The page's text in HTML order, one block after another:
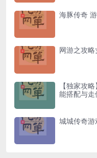
海豚传奇
网游之攻
【独家攻
能搭配与
城城传奇游